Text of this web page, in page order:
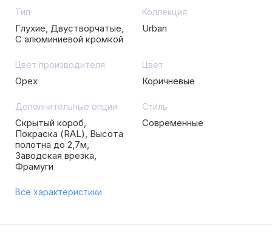
Тип
Глухие, Двустворчатые,
С алюминиевой кромкой
Коллекция
Urban
Цвет производителя
Орех
Цвет
Коричневые
Дополнительные опции
Скрытый короб,
Покраска (RAL), Высота
полотна до 2,7м,
Заводская врезка,
Фрамуги
Стиль
Современные
Все характеристики